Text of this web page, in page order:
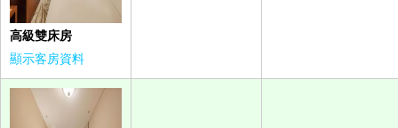
高級雙床房
顯示客房資料